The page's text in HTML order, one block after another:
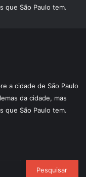
que São Paulo tem.
a cidade de São Paulo
da cidade, mas
que São Paulo tem.